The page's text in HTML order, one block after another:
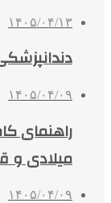
۱۴۰۵/۰۴/۱۳
۱۴۰۵/۰۴/۰۹
راهنمای
میلادی و
۱۴۰۵/۰۴/۰۹